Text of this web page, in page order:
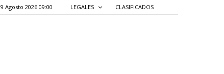
9 Agosto 2026 09:00 LEGALES CLASIFICADOS